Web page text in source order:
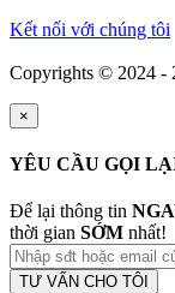
Kết nối với chúng tôi
Copyrights © 2024 -
×
YÊU CẦU GỌI
Để lại thông tin
thời gian SỚM nhất!
TƯ VẤN CHO TÔI